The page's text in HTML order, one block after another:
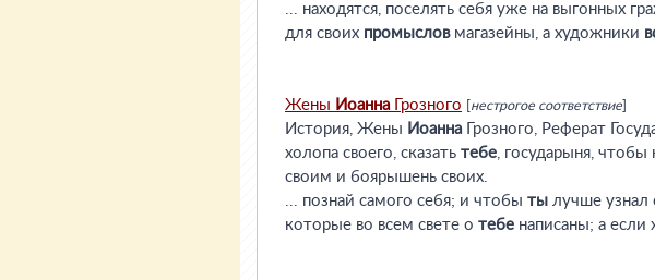
... находятся, поселять себя уже на выгонных
для своих промысловмагазейны, а художники
Жены ИоаннаГрозного нестрогое соответствие
История, Жены Иоанна Грозного, Реферат
холопа своего, сказать тебе, государыня,
своим и боярышень своих.
... познай самого себя; и чтобы ты лучше узнал
которые во всем свете о тебе написаны; а